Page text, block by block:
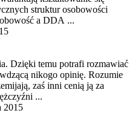
struktur osobowości
a DDA ...
Dzięki temu potrafi rozmawiać
nikogo opinię. Rozumie
zaś inni cenią ją za
...
2015